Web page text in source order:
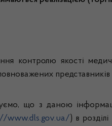
контролю якості
представників
що з даною
www.dls.gov.ua/ ) в